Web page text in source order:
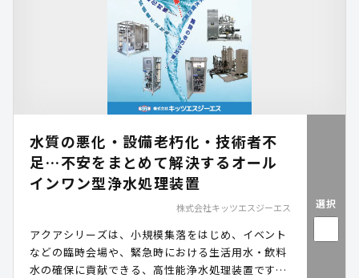
水質の悪化・設備老朽化・技術者不
足…不安をまとめて解決するオール
インワン型浄水処理装置
株式会社キッツエスジーエス
アクアシリーズは、小規模集落をはじめ、イベント
などの臨時会場や、緊急時における生活用水・飲料
水の確保に貢献できる、高性能浄水処理装置です。
選択